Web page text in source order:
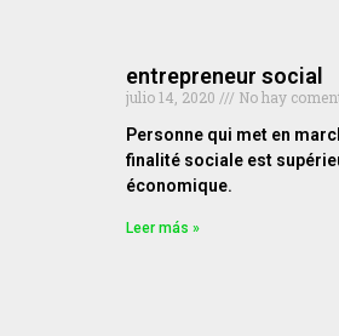
entrepreneur social
julio 14, 2020
No hay
Personne qui met en
finalité sociale est
économique.
Leer más »